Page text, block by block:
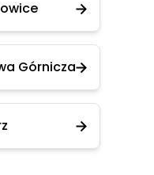
Górnicza